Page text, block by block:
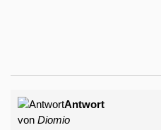
Antwort
von Diomio